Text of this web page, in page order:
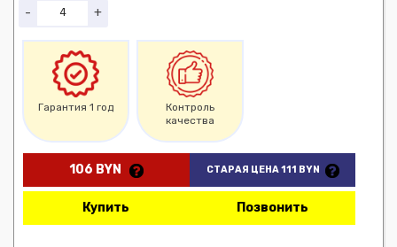
- +
Гарантия 1 год
Контроль
качества
106 BYN СТАРАЯ ЦЕНА 111 BYN
Купить Позвонить